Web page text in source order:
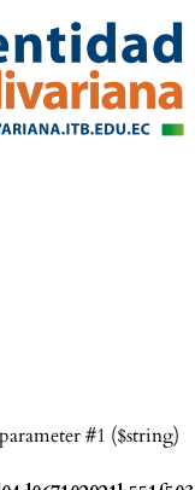
El idioma actual es:
#1 ($string)